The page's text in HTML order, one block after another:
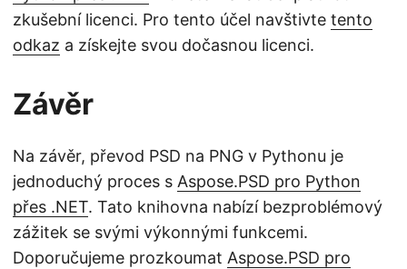
zkušební licenci. Pro tento účel navštivte tento
odkaz a získejte svou dočasnou licenci.
Závěr
Na závěr, převod PSD na PNG v Pythonu je
jednoduchý proces s Aspose.PSD pro Python
přes .NET. Tato knihovna nabízí bezproblémový
zážitek se svými výkonnými funkcemi.
Doporučujeme prozkoumat Aspose.PSD pro